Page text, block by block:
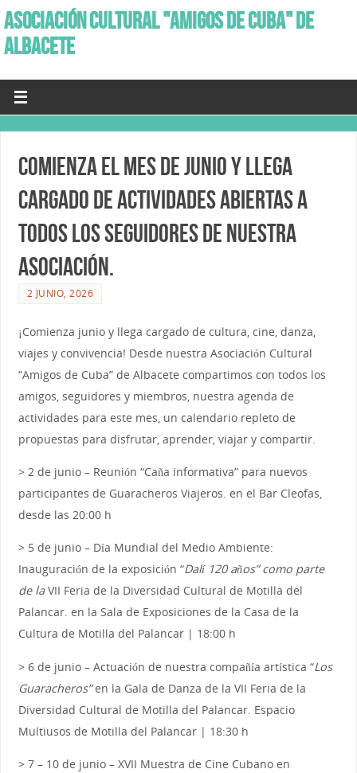
ASOCIACIÓN CULTURAL "AMIGOS DE CUBA" DE
ALBACETE
Comienza el mes de Junio y llega
cargado de actividades abiertas a
todos los seguidores de nuestra
Asociación.
2 JUNIO, 2026
¡Comienza junio y llega cargado de cultura, cine, danza,
viajes y convivencia! Desde nuestra Asociación Cultural
“Amigos de Cuba” de Albacete compartimos con todos los
amigos, seguidores y miembros, nuestra agenda de
actividades para este mes, un calendario repleto de
propuestas para disfrutar, aprender, viajar y compartir.
> 2 de junio – Reunión “Caña informativa” para nuevos
participantes de Guaracheros Viajeros. en el Bar Cleofas,
desde las 20:00 h
> 5 de junio – Día Mundial del Medio Ambiente:
Inauguración de la exposición “Dalí 120 años” como parte
de laVII Feria de la Diversidad Cultural de Motilla del
Palancar. en la Sala de Exposiciones de la Casa de la
Cultura de Motilla del Palancar | 18:00 h
> 6 de junio – Actuación de nuestra compañía artística “Los
Guaracheros”en la Gala de Danza de la VII Feria de la
Diversidad Cultural de Motilla del Palancar. Espacio
Multiusos de Motilla del Palancar | 18:30 h
> 7 – 10 de junio – XVII Muestra de Cine Cubano en